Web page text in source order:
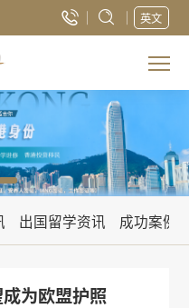
英文
出国留学资讯 成功案例
为欧盟护照